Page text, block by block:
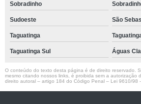
Sobradinho
Sudoeste São
Taguatinga
Taguatinga Sul Águas
O conteúdo do texto desta página é de direito reservado.
mesmo citando nossos links, é proibida sem a autorização
direito autoral – artigo 184 do Código Penal – Lei 9610/98